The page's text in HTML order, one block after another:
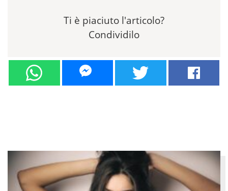
Ti è piaciuto l'articolo?
Condividilo